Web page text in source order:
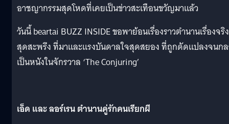
อาชญากรรมสุดโหดที่เคยเป็นข่าวสะเทือนขวัญมาแล้ว
วันนี้ beartai BUZZ INSIDE ขอพาย้อนเรื่องราวตำนานเรื่องจริง
สุดสะพรึง ที่มาและแรงบันดาลใจสุดสยอง ที่ถูกดัดแปลงจนก
เป็นหนังในจักรวาล ‘The Conjuring’
เอ็ด และ ลอร์เรน ตำนานคู่รักคนเรียกผี